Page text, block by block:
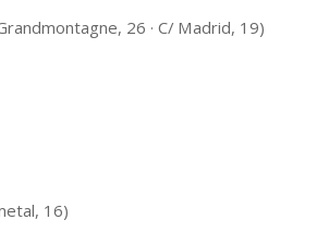
26 · C/ Madrid, 19)
16)